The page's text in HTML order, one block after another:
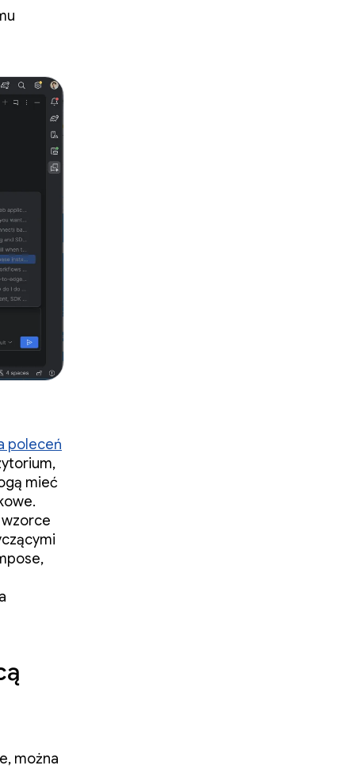
poleceń
mieć
można